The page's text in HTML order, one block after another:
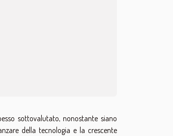
sottovalutato, nonostante siano
della tecnologia e la crescente